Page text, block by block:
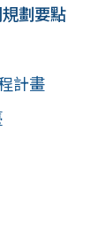
劃要點
計畫